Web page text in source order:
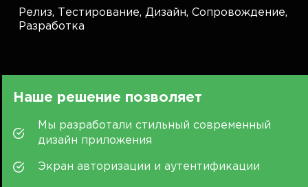
Релиз, Тестирование,Дизайн,Сопровождение,
Разработка
Наше решение позволяет
Мы разработали стильный современный
дизайн приложения
Экран авторизации и аутентификации